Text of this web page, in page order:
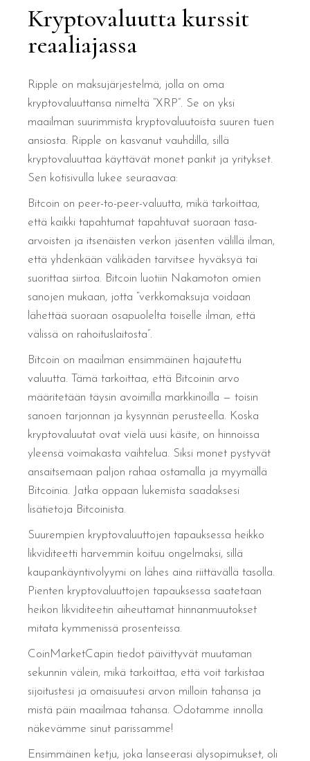
Kryptovaluutta kurssit
reaaliajassa
Ripple on maksujärjestelmä, jolla on oma
kryptovaluuttansa nimeltä “XRP”. Se on yksi
maailman suurimmista kryptovaluutoista suuren tuen
ansiosta. Ripple on kasvanut vauhdilla, sillä
kryptovaluuttaa käyttävät monet pankit ja yritykset.
Sen kotisivulla lukee seuraavaa:
Bitcoin on peer-to-peer-valuutta, mikä tarkoittaa,
että kaikki tapahtumat tapahtuvat suoraan tasa-
arvoisten ja itsenäisten verkon jäsenten välillä ilman,
että yhdenkään välikäden tarvitsee hyväksyä tai
suorittaa siirtoa. Bitcoin luotiin Nakamoton omien
sanojen mukaan, jotta “verkkomaksuja voidaan
lähettää suoraan osapuolelta toiselle ilman, että
välissä on rahoituslaitosta”.
Bitcoin on maailman ensimmäinen hajautettu
valuutta. Tämä tarkoittaa, että Bitcoinin arvo
määritetään täysin avoimilla markkinoilla — toisin
sanoen tarjonnan ja kysynnän perusteella. Koska
kryptovaluutat ovat vielä uusi käsite, on hinnoissa
yleensä voimakasta vaihtelua. Siksi monet pystyvät
ansaitsemaan paljon rahaa ostamalla ja myymällä
Bitcoinia. Jatka oppaan lukemista saadaksesi
lisätietoja Bitcoinista.
Suurempien kryptovaluuttojen tapauksessa heikko
likviditeetti harvemmin koituu ongelmaksi, sillä
kaupankäyntivolyymi on lähes aina riittävällä tasolla.
Pienten kryptovaluuttojen tapauksessa saatetaan
heikon likviditeetin aiheuttamat hinnanmuutokset
mitata kymmenissä prosenteissa.
CoinMarketCapin tiedot päivittyvät muutaman
sekunnin välein, mikä tarkoittaa, että voit tarkistaa
sijoitustesi ja omaisuutesi arvon milloin tahansa ja
mistä päin maailmaa tahansa. Odotamme innolla
näkevämme sinut parissamme!
Ensimmäinen ketju, joka lanseerasi älysopimukset, oli